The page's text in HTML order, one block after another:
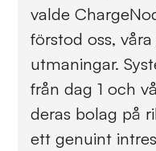
valde
förstod oss,
utmaningar.
från dag 1 och
deras bolag på
ett genuint